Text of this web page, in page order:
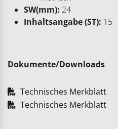
SW(mm): 24
Inhaltsangabe (ST): 15
Dokumente/Downloads
Technisches Merkblatt
Technisches Merkblatt